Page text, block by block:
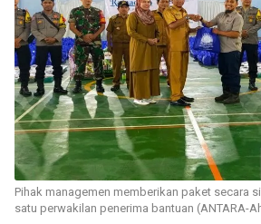
Pihak managemen memberikan paket secara
satu perwakilan penerima bantuan (ANTARA-